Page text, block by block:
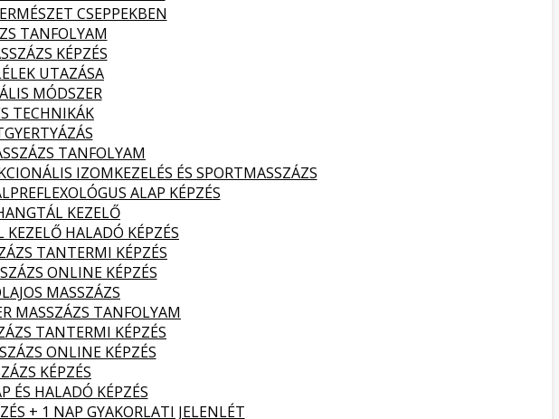
CSEPPEKBEN
TANFOLYAM
KÉPZÉS
UTAZÁSA
MÓDSZER
TECHNIKÁK
TANFOLYAM
IZOMKEZELÉS ÉS SPORTMASSZÁZS
ALAP KÉPZÉS
KEZELŐ
HALADÓ KÉPZÉS
TANTERMI KÉPZÉS
ONLINE KÉPZÉS
MASSZÁZS
MASSZÁZS TANFOLYAM
TANTERMI KÉPZÉS
ONLINE KÉPZÉS
KÉPZÉS
ÉS HALADÓ KÉPZÉS
+ 1 NAP GYAKORLATI JELENLÉT